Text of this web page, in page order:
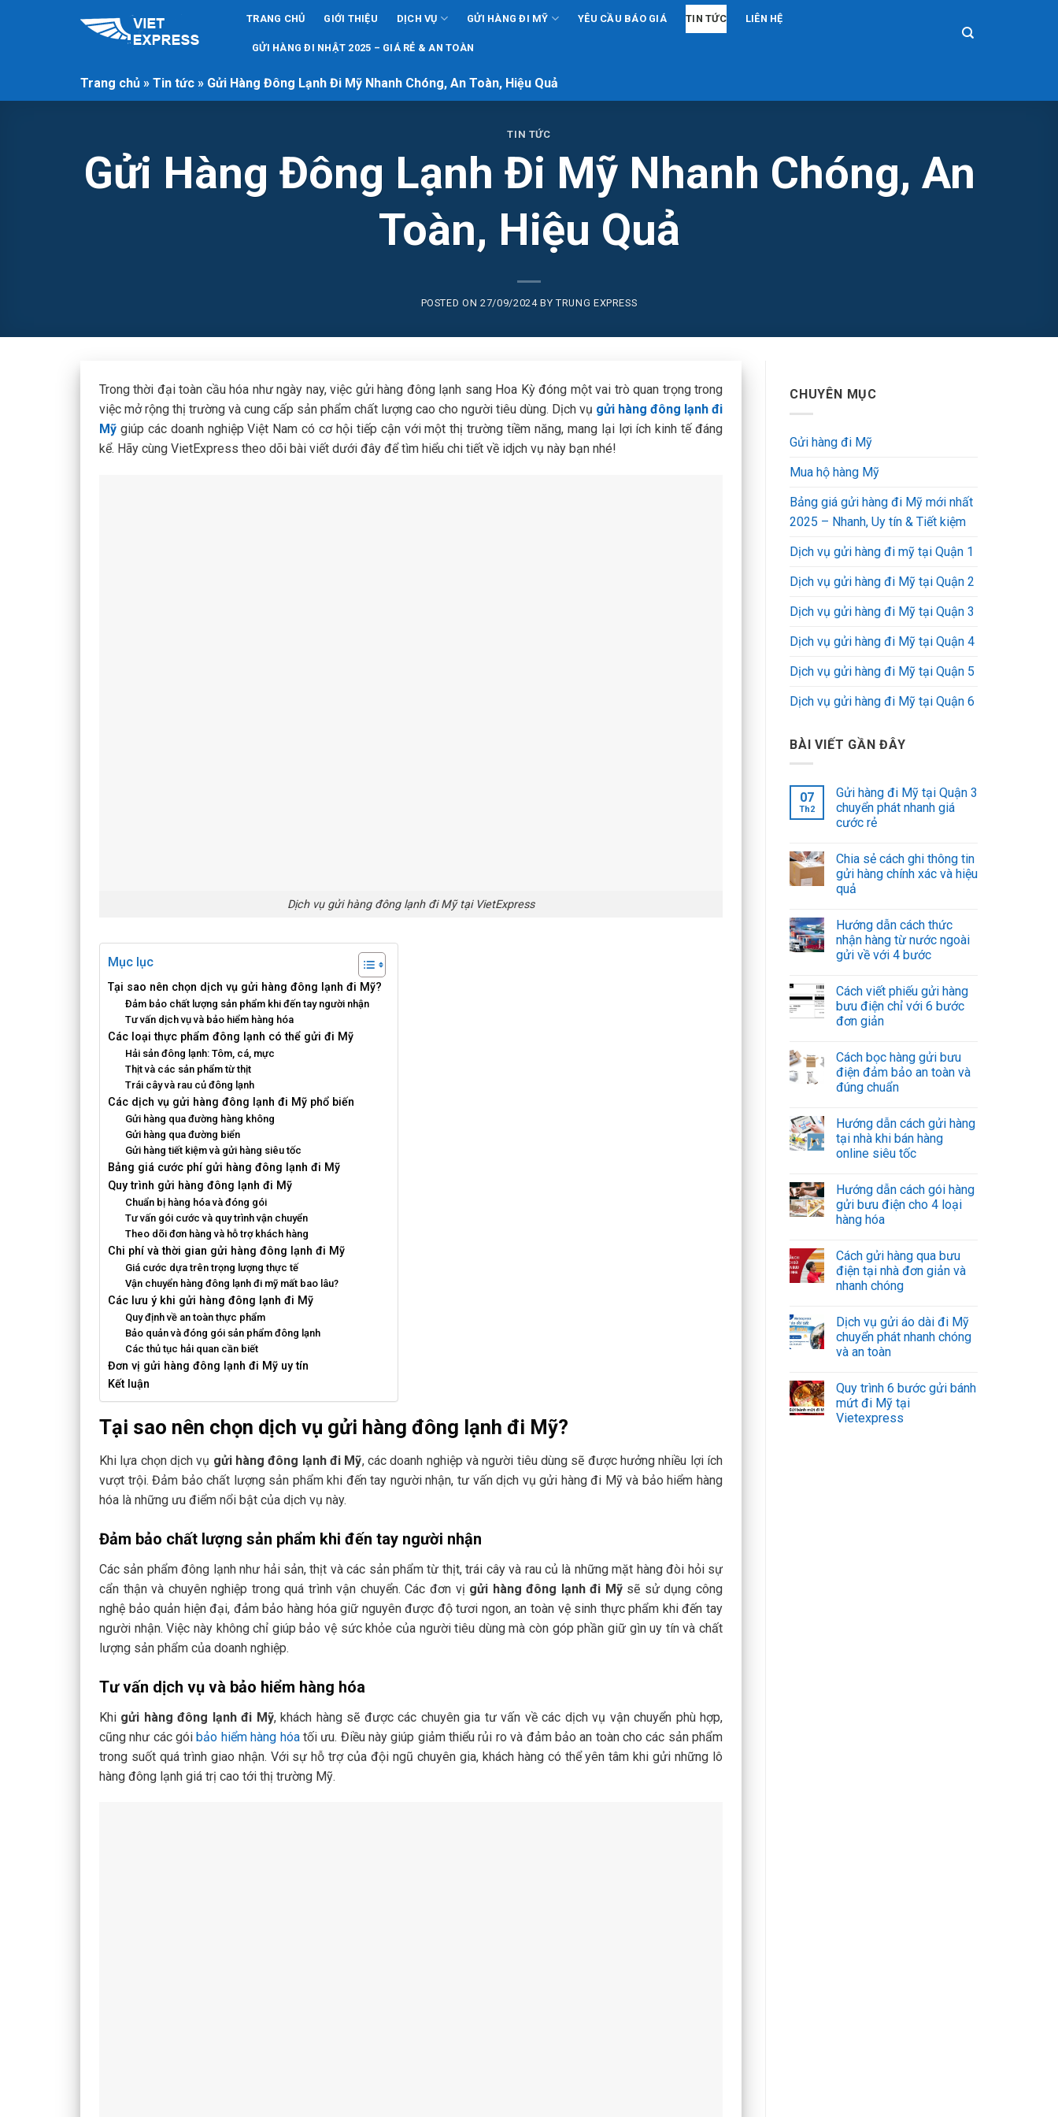
TRANG CHỦ GIỚI THIỆU DỊCH VỤ GỬI HÀNG ĐI MỸ YÊU CẦU BÁO GIÁ TIN TỨC LIÊN HỆ
GỬI HÀNG ĐI NHẬT 2025 – GIÁ RẺ & AN TOÀN
Trang chủ » Tin tức » Gửi Hàng Đông Lạnh Đi Mỹ Nhanh Chóng, An Toàn, Hiệu Quả
TIN TỨC
Gửi Hàng Đông Lạnh Đi Mỹ Nhanh Chóng, An
Toàn, Hiệu Quả
POSTED ON27/09/2024BYTRUNG EXPRESS
Trong thời đại toàn cầu hóa như ngày nay, việc gửi hàng đông lạnh sang Hoa Kỳ đóng một vai trò quan trọng trong
việc mở rộng thị trường và cung cấp sản phẩm chất lượng cao cho người tiêu dùng. Dịch vụ gửi hàng đông lạnh đi
Mỹ giúp các doanh nghiệp Việt Nam có cơ hội tiếp cận với một thị trường tiềm năng, mang lại lợi ích kinh tế đáng
kể. Hãy cùng VietExpress theo dõi bài viết dưới đây để tìm hiểu chi tiết về idjch vụ này bạn nhé!
Dịch vụ gửi hàng đông lạnh đi Mỹ tại VietExpress
Mục lục
Tại sao nên chọn dịch vụ gửi hàng đông lạnh đi Mỹ?
Đảm bảo chất lượng sản phẩm khi đến tay người nhận
Tư vấn dịch vụ và bảo hiểm hàng hóa
Các loại thực phẩm đông lạnh có thể gửi đi Mỹ
Hải sản đông lạnh: Tôm, cá, mực
Thịt và các sản phẩm từ thịt
Trái cây và rau củ đông lạnh
Các dịch vụ gửi hàng đông lạnh đi Mỹ phổ biến
Gửi hàng qua đường hàng không
Gửi hàng qua đường biển
Gửi hàng tiết kiệm và gửi hàng siêu tốc
Bảng giá cước phí gửi hàng đông lạnh đi Mỹ
Quy trình gửi hàng đông lạnh đi Mỹ
Chuẩn bị hàng hóa và đóng gói
Tư vấn gói cước và quy trình vận chuyển
Theo dõi đơn hàng và hỗ trợ khách hàng
Chi phí và thời gian gửi hàng đông lạnh đi Mỹ
Giá cước dựa trên trọng lượng thực tế
Vận chuyển hàng đông lạnh đi mỹ mất bao lâu?
Các lưu ý khi gửi hàng đông lạnh đi Mỹ
Quy định về an toàn thực phẩm
Bảo quản và đóng gói sản phẩm đông lạnh
Các thủ tục hải quan cần biết
Đơn vị gửi hàng đông lạnh đi Mỹ uy tín
Kết luận
Tại sao nên chọn dịch vụ gửi hàng đông lạnh đi Mỹ?
Khi lựa chọn dịch vụ gửi hàng đông lạnh đi Mỹ, các doanh nghiệp và người tiêu dùng sẽ được hưởng nhiều lợi ích
vượt trội. Đảm bảo chất lượng sản phẩm khi đến tay người nhận, tư vấn dịch vụ gửi hàng đi Mỹ và bảo hiểm hàng
hóa là những ưu điểm nổi bật của dịch vụ này.
Đảm bảo chất lượng sản phẩm khi đến tay người nhận
Các sản phẩm đông lạnh như hải sản, thịt và các sản phẩm từ thịt, trái cây và rau củ là những mặt hàng đòi hỏi sự
cẩn thận và chuyên nghiệp trong quá trình vận chuyển. Các đơn vị gửi hàng đông lạnh đi Mỹ sẽ sử dụng công
nghệ bảo quản hiện đại, đảm bảo hàng hóa giữ nguyên được độ tươi ngon, an toàn vệ sinh thực phẩm khi đến tay
người nhận. Việc này không chỉ giúp bảo vệ sức khỏe của người tiêu dùng mà còn góp phần giữ gìn uy tín và chất
lượng sản phẩm của doanh nghiệp.
Tư vấn dịch vụ và bảo hiểm hàng hóa
Khi gửi hàng đông lạnh đi Mỹ, khách hàng sẽ được các chuyên gia tư vấn về các dịch vụ vận chuyển phù hợp,
cũng như các góibảo hiểm hàng hóatối ưu. Điều này giúp giảm thiểu rủi ro và đảm bảo an toàn cho các sản phẩm
trong suốt quá trình giao nhận. Với sự hỗ trợ của đội ngũ chuyên gia, khách hàng có thể yên tâm khi gửi những lô
hàng đông lạnh giá trị cao tới thị trường Mỹ.
CHUYÊN MỤC
Gửi hàng đi Mỹ
Mua hộ hàng Mỹ
Bảng giá gửi hàng đi Mỹ mới nhất
2025 – Nhanh, Uy tín & Tiết kiệm
Dịch vụ gửi hàng đi mỹ tại Quận 1
Dịch vụ gửi hàng đi Mỹ tại Quận 2
Dịch vụ gửi hàng đi Mỹ tại Quận 3
Dịch vụ gửi hàng đi Mỹ tại Quận 4
Dịch vụ gửi hàng đi Mỹ tại Quận 5
Dịch vụ gửi hàng đi Mỹ tại Quận 6
BÀI VIẾT GẦN ĐÂY
07
Th2
Gửi hàng đi Mỹ tại Quận 3
chuyển phát nhanh giá
cước rẻ
Chia sẻ cách ghi thông tin
gửi hàng chính xác và hiệu
quả
Hướng dẫn cách thức
nhận hàng từ nước ngoài
gửi về với 4 bước
Cách viết phiếu gửi hàng
bưu điện chỉ với 6 bước
đơn giản
Cách bọc hàng gửi bưu
điện đảm bảo an toàn và
đúng chuẩn
Hướng dẫn cách gửi hàng
tại nhà khi bán hàng
online siêu tốc
Hướng dẫn cách gói hàng
gửi bưu điện cho 4 loại
hàng hóa
Cách gửi hàng qua bưu
điện tại nhà đơn giản và
nhanh chóng
Dịch vụ gửi áo dài đi Mỹ
chuyển phát nhanh chóng
và an toàn
Quy trình 6 bước gửi bánh
mứt đi Mỹ tại
Vietexpress